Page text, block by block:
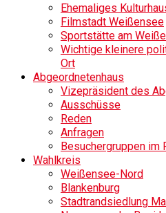
Ehemaliges
Filmstadt Weißensee
Sportstätte am
Wichtige kleinere
Ort
Abgeordnetenhaus
Vizepräsident des
Ausschüsse
Reden
Anfragen
Besuchergruppen im
Wahlkreis
Weißensee-Nord
Blankenburg
Stadtrandsiedlung